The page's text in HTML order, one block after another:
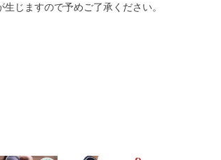
じますので予めご了承ください。